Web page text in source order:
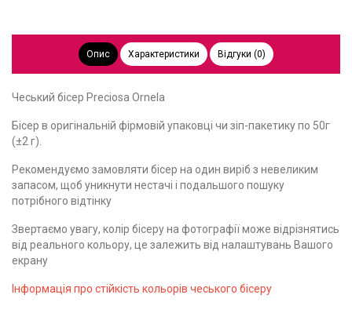
Опис Характеристики Відгуки (0)
Чеський бісер Preciosa Ornela
Бісер в оригінальній фірмовій упаковці чи зіп-пакетику по 50г
(±2 г).
Рекомендуємо замовляти бісер на один виріб з невеликим
запасом, щоб уникнути нестачі і подальшого пошуку
потрібного відтінку
Звертаємо увагу, колір бісеру на фотографії може відрізнятись
від реального кольору, це залежить від налаштувань Вашого
екрану
Інформація про стійкість кольорів чеського бісеру